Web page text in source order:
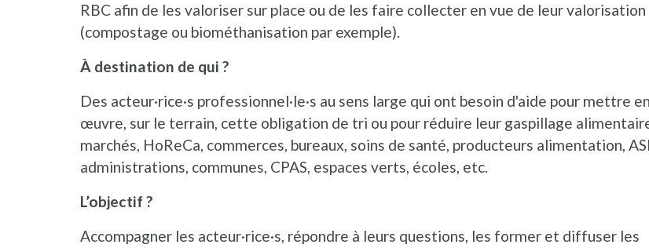
RBC afin de les valoriser sur place ou de les faire collecter en vue de leur valorisation
(compostage ou biométhanisation par exemple).
À destination de qui ?
Des acteur·rice·s professionnel·le·s au sens large qui ont besoin d'aide pour mettre en
œuvre, sur le terrain, cette obligation de tri ou pour réduire leur gaspillage
marchés, HoReCa, commerces, bureaux, soins de santé, producteurs alimentation,
administrations, communes, CPAS, espaces verts, écoles, etc.
L’objectif ?
Accompagner les acteur·rice·s, répondre à leurs questions, les former et diffuser les